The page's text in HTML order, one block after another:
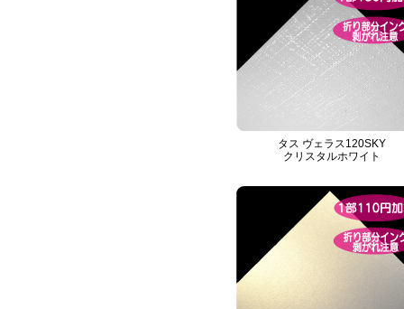
タス ヴェラス120SKY
クリスタルホワイト